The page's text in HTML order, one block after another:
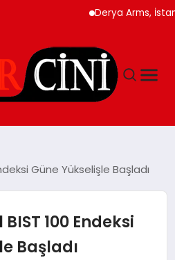
Derya Arms, İstanbul
Güne Yükselişle Başladı
100 Endeksi
Başladı